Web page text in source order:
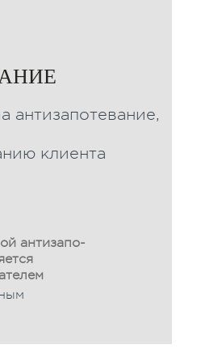
антизапотевание,
клиента
антизапо-